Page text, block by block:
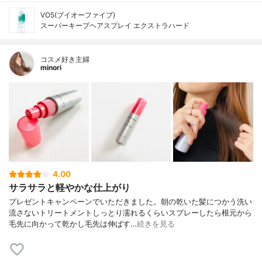
VO5(ブイオーファイブ)
スーパーキープヘアスプレイ エクストラハード
コスメ好き主婦
minori
4.00
サラサラと軽やかな仕上がり
プレゼントキャンペーンでいただきました。朝の乾いた髪につかう洗い
流さないトリートメントしっとり濡れるくらいスプレーしたら根元から
毛先に向かって乾かし毛先は伸ばす…続きを見る